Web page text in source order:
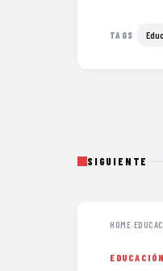
TAGS
SIGUIENTE
HOME›
EDUCACIÓN